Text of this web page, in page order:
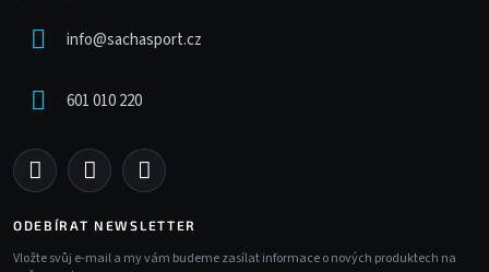
info@sachasport.cz
601 010 220
ODEBÍRAT NEWSLETTER
Vložte svůj e-mail a my vám budeme zasílat informace o nových produktech na